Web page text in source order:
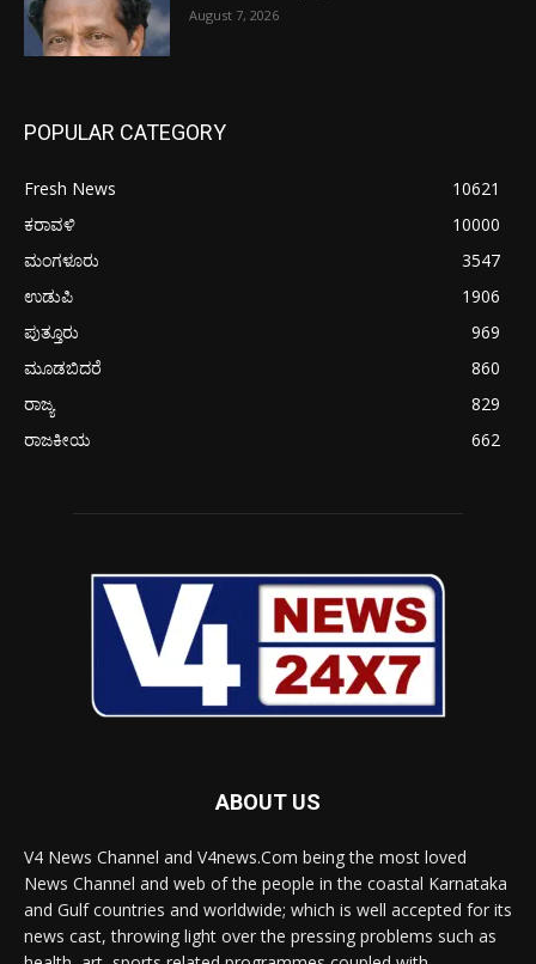
August 7, 2026
POPULAR CATEGORY
Fresh News
10621
ಕರಾವಳಿ
10000
ಮಂಗಳೂರು
3547
ಉಡುಪಿ
1906
ಪುತ್ತೂರು
969
ಮೂಡಬಿದರೆ
860
ರಾಜ್ಯ
829
ರಾಜಕೀಯ
662
ABOUT US
V4 News Channel and V4news.Com being the most loved
News Channel and web of the people in the coastal Karnataka
and Gulf countries and worldwide; which is well accepted for its
news cast, throwing light over the pressing problems such as